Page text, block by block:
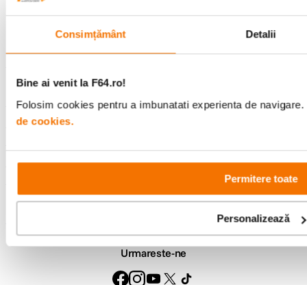
Consimțământ Detalii
Bine ai venit la F64.ro!
Folosim cookies pentru a imbunatati experienta de
de cookies.
Permitere toate
Personalizează
Comenzi si livrare
Suport
Service si garantii
F64 Studio
Urmareste-ne